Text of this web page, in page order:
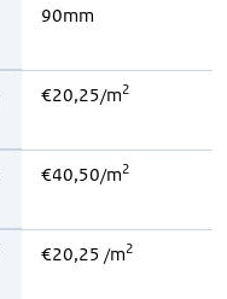
90mm
€20,25/m2
€40,50/m2
€20,25 /m2